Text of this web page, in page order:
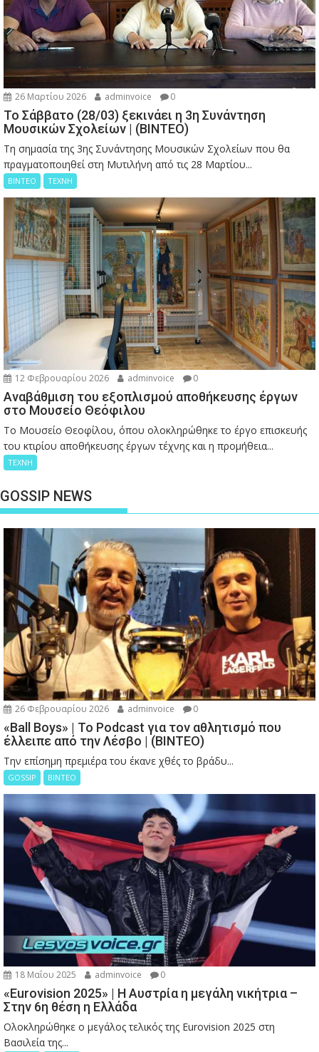
26 Μαρτίου 2026 adminvoice 0
Το Σάββατο (28/03) ξεκινάει η 3η Συνάντηση
Μουσικών Σχολείων | (ΒΙΝΤΕΟ)
Τη σημασία της 3ης Συνάντησης Μουσικών Σχολείων που θα
πραγματοποιηθεί στη Μυτιλήνη από τις 28 Μαρτίου...
ΒΙΝΤΕΟ ΤΕΧΝΗ
12 Φεβρουαρίου 2026 adminvoice 0
Αναβάθμιση του εξοπλισμού αποθήκευσης έργων
στο Μουσείο Θεόφιλου
Το Μουσείο Θεοφίλου, όπου ολοκληρώθηκε το έργο επισκευής
του κτιρίου αποθήκευσης έργων τέχνης και η προμήθεια...
ΤΕΧΝΗ
GOSSIP NEWS
26 Φεβρουαρίου 2026 adminvoice 0
«Ball Boys» | Το Podcast για τον αθλητισμό που
έλλειπε από την Λέσβο | (ΒΙΝΤΕΟ)
Την επίσημη πρεμιέρα του έκανε χθές το βράδυ...
GOSSIP ΒΙΝΤΕΟ
18 Μαΐου 2025 adminvoice 0
«Eurovision 2025» | Η Αυστρία η μεγάλη νικήτρια –
Στην 6η θέση η Ελλάδα
Ολοκληρώθηκε ο μεγάλος τελικός της Eurovision 2025 στη
Βασιλεία της...